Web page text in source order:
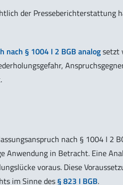
der Presseberichterstattung
§ 1004 I 2 BGB analogsetzt
nach § 1004 I 2
Anwendung in Betracht. Eine
voraus. Diese
im Sinne des§ 823 I BGB.